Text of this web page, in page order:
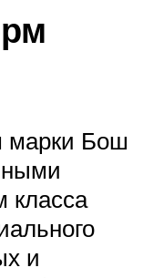
марки Бош
класса
и